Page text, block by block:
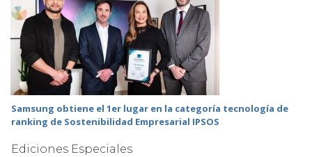
Samsung obtiene el 1er lugar en la categoría tecnología de
ranking de Sostenibilidad Empresarial IPSOS
Ediciones Especiales